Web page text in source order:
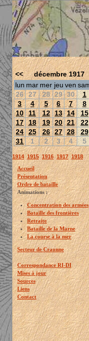
<< décembre 1917
lun mar mer jeu ven
26
27 28 29 30 1
3
4 5 6 7 8
10
11 12 13 14 15
17 18 19 20 21 22
24 25 26 27 28 29
31
1 2 3 4 5
1914 1915 1916 1917 1918
Accueil
Présentation
Ordre de bataille
Animations :
Concentration des armées
Bataille des frontières
Retraite
Bataille de la Marne
La course à la mer
Secteur de Craonne
Correspondance RI-DI
Mises à jour
Sources
Liens
Contact